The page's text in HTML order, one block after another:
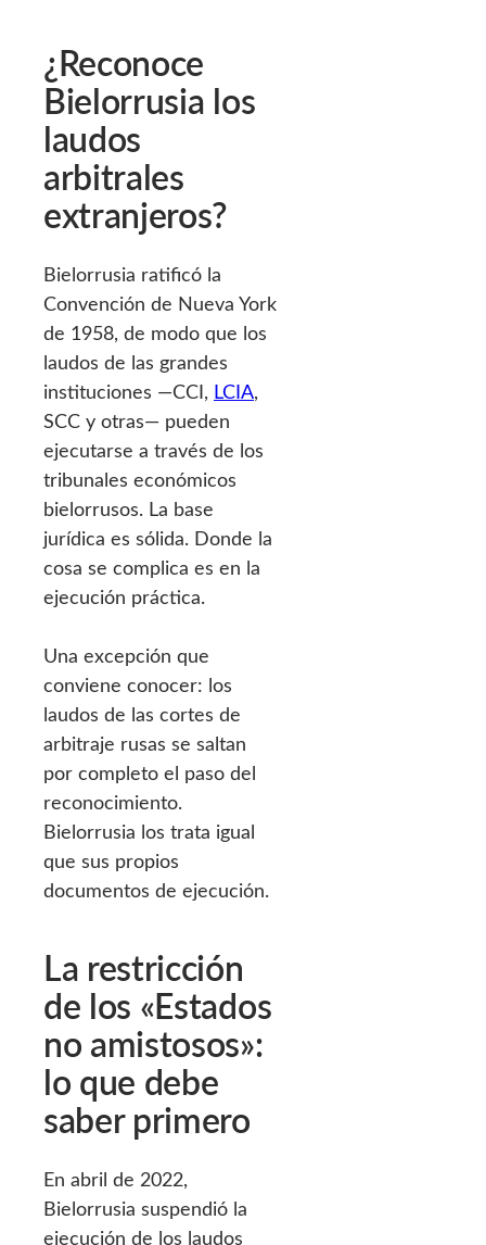
¿Reconoce
Bielorrusia los
laudos
arbitrales
extranjeros?
Bielorrusia ratificó la
Convención de Nueva York
de 1958, de modo que los
laudos de las grandes
instituciones —CCI, LCIA,
SCC y otras— pueden
ejecutarse a través de los
tribunales económicos
bielorrusos. La base
jurídica es sólida. Donde la
cosa se complica es en la
ejecución práctica.
Una excepción que
conviene conocer: los
laudos de las cortes de
arbitraje rusas se saltan
por completo el paso del
reconocimiento.
Bielorrusia los trata igual
que sus propios
documentos de ejecución.
La restricción
de los «Estados
no amistosos»:
lo que debe
saber primero
En abril de 2022,
Bielorrusia suspendió la
ejecución de los laudos